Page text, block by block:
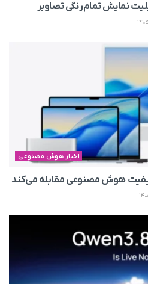
نمایش تمام‌رنگی تصاویر
اخبار هوش مصنوعی
هوش مصنوعی مقابله می‌کند